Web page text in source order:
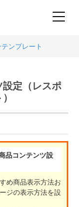
ンプレート
設定（レスポ
品コンテンツ設
め商品表示方法お
ジの表示方法を設